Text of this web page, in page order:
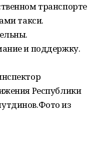
транспорте
такси.
и поддержку.
Республики
из